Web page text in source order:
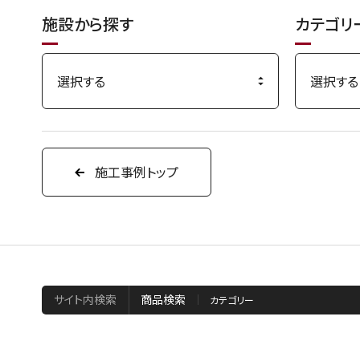
施設から探す カテゴ
施工事例トップ
サイト内検索 商品検索